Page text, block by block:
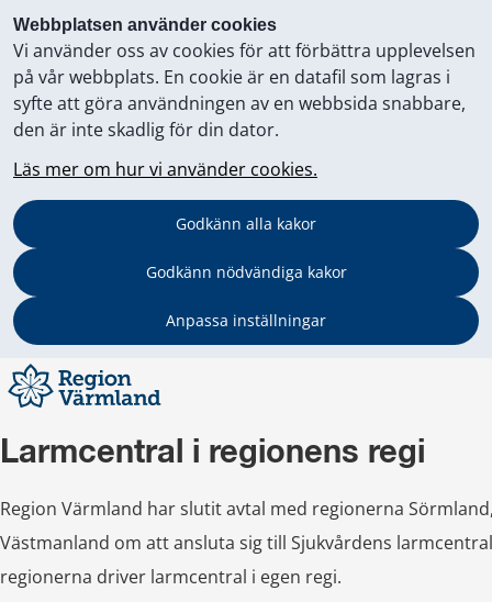
Webbplatsen använder cookies
Vi använder oss av cookies för att förbättra upplevelsen
på vår webbplats. En cookie är en datafil som lagras i
syfte att göra användningen av en webbsida snabbare,
den är inte skadlig för din dator.
Läs mer om hur vi använder cookies.
Godkänn alla kakor
Godkänn nödvändiga kakor
Anpassa inställningar
Larmcentral i regionens regi
Region Värmland har slutit avtal med regionerna
Västmanland om att ansluta sig till Sjukvårdens
regionerna driver larmcentral i egen regi.